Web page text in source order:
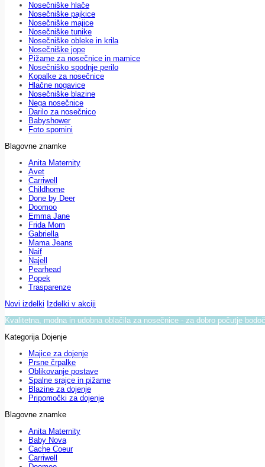
Nosečniške hlače
Nosečniške pajkice
Nosečniške majice
Nosečniške tunike
Nosečniške obleke in krila
Nosečniške jope
Pižame za nosečnice in mamice
Nosečniško spodnje perilo
Kopalke za nosečnice
Hlačne nogavice
Nosečniške blazine
Nega nosečnice
Darilo za nosečnico
Babyshower
Foto spomini
Blagovne znamke
Anita Maternity
Avet
Carriwell
Childhome
Done by Deer
Doomoo
Emma Jane
Frida Mom
Gabriella
Mama Jeans
Naif
Najell
Pearhead
Popek
Trasparenze
Novi izdelki Izdelki v akciji
Kvalitetna, modna in udobna oblačila za nosečnice - za dobro počutje
Kategorija Dojenje
Majice za dojenje
Prsne črpalke
Oblikovanje postave
Spalne srajce in pižame
Blazine za dojenje
Pripomočki za dojenje
Blagovne znamke
Anita Maternity
Baby Nova
Cache Coeur
Carriwell